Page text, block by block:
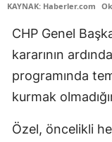
KAYNAK: Haberler.com
CHP Genel
kararının
programında
kurmak
Özel, öncelikli